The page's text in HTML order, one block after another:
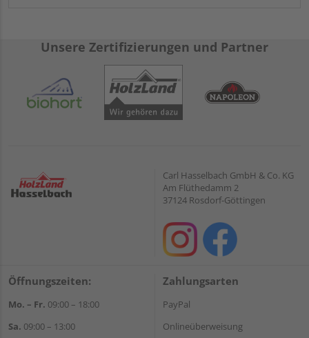
Unsere Zertifizierungen und Partner
Carl Hasselbach GmbH & Co. KG
Am Flüthedamm 2
37124 Rosdorf-Göttingen
Öffnungszeiten:
Mo. – Fr. 09:00 – 18:00
Sa. 09:00 – 13:00
Zahlungsarten
PayPal
Onlineüberweisung